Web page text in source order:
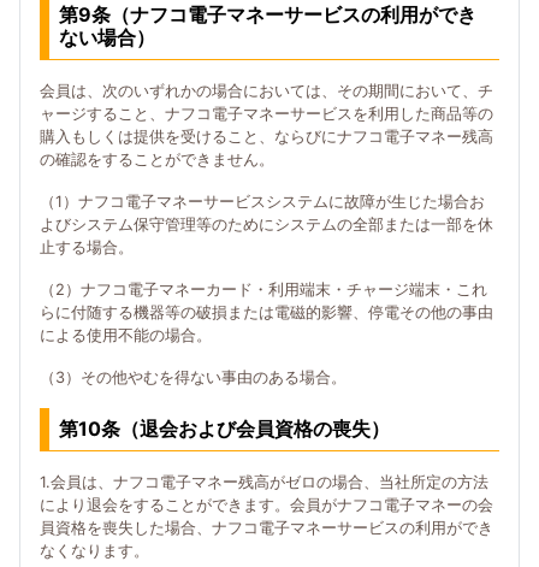
第9条（ナフコ電子マネーサービスの利用ができ
ない場合）
会員は、次のいずれかの場合においては、その期間において、チ
ャージすること、ナフコ電子マネーサービスを利用した商品等の
購入もしくは提供を受けること、ならびにナフコ電子マネー残高
の確認をすることができません。
（1）ナフコ電子マネーサービスシステムに故障が生じた場合お
よびシステム保守管理等のためにシステムの全部または一部を休
止する場合。
（2）ナフコ電子マネーカード・利用端末・チャージ端末・これ
らに付随する機器等の破損または電磁的影響、停電その他の事由
による使用不能の場合。
（3）その他やむを得ない事由のある場合。
第10条（退会および会員資格の喪失）
1.会員は、ナフコ電子マネー残高がゼロの場合、当社所定の方法
により退会をすることができます。会員がナフコ電子マネーの会
員資格を喪失した場合、ナフコ電子マネーサービスの利用ができ
なくなります。